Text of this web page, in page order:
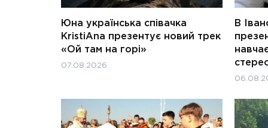
Юна українська співачка
KristiAna презентує новий трек
«Ой там на горі»
07.08.2026
В